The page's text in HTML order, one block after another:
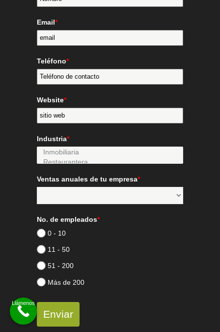
Email*
Teléfono*
Website*
Industria*
Ventas anuales de tu empresa*
No. de empleados*
0 - 10
11 - 50
51 - 200
Más de 200
Enviar